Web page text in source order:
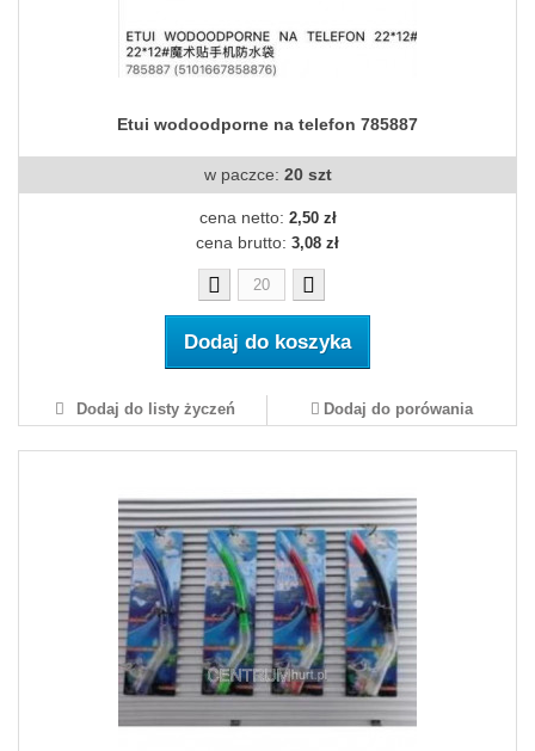
Etui wodoodporne na telefon 785887
w paczce: 20 szt
cena netto: 2,50 zł
cena brutto: 3,08 zł
Dodaj do koszyka
Dodaj do listy życzeń Dodaj do porówania